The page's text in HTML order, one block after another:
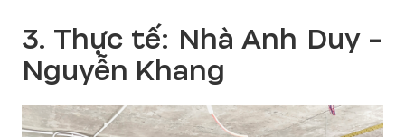
3. Thực tế: Nhà Anh Duy -
Nguyễn Khang